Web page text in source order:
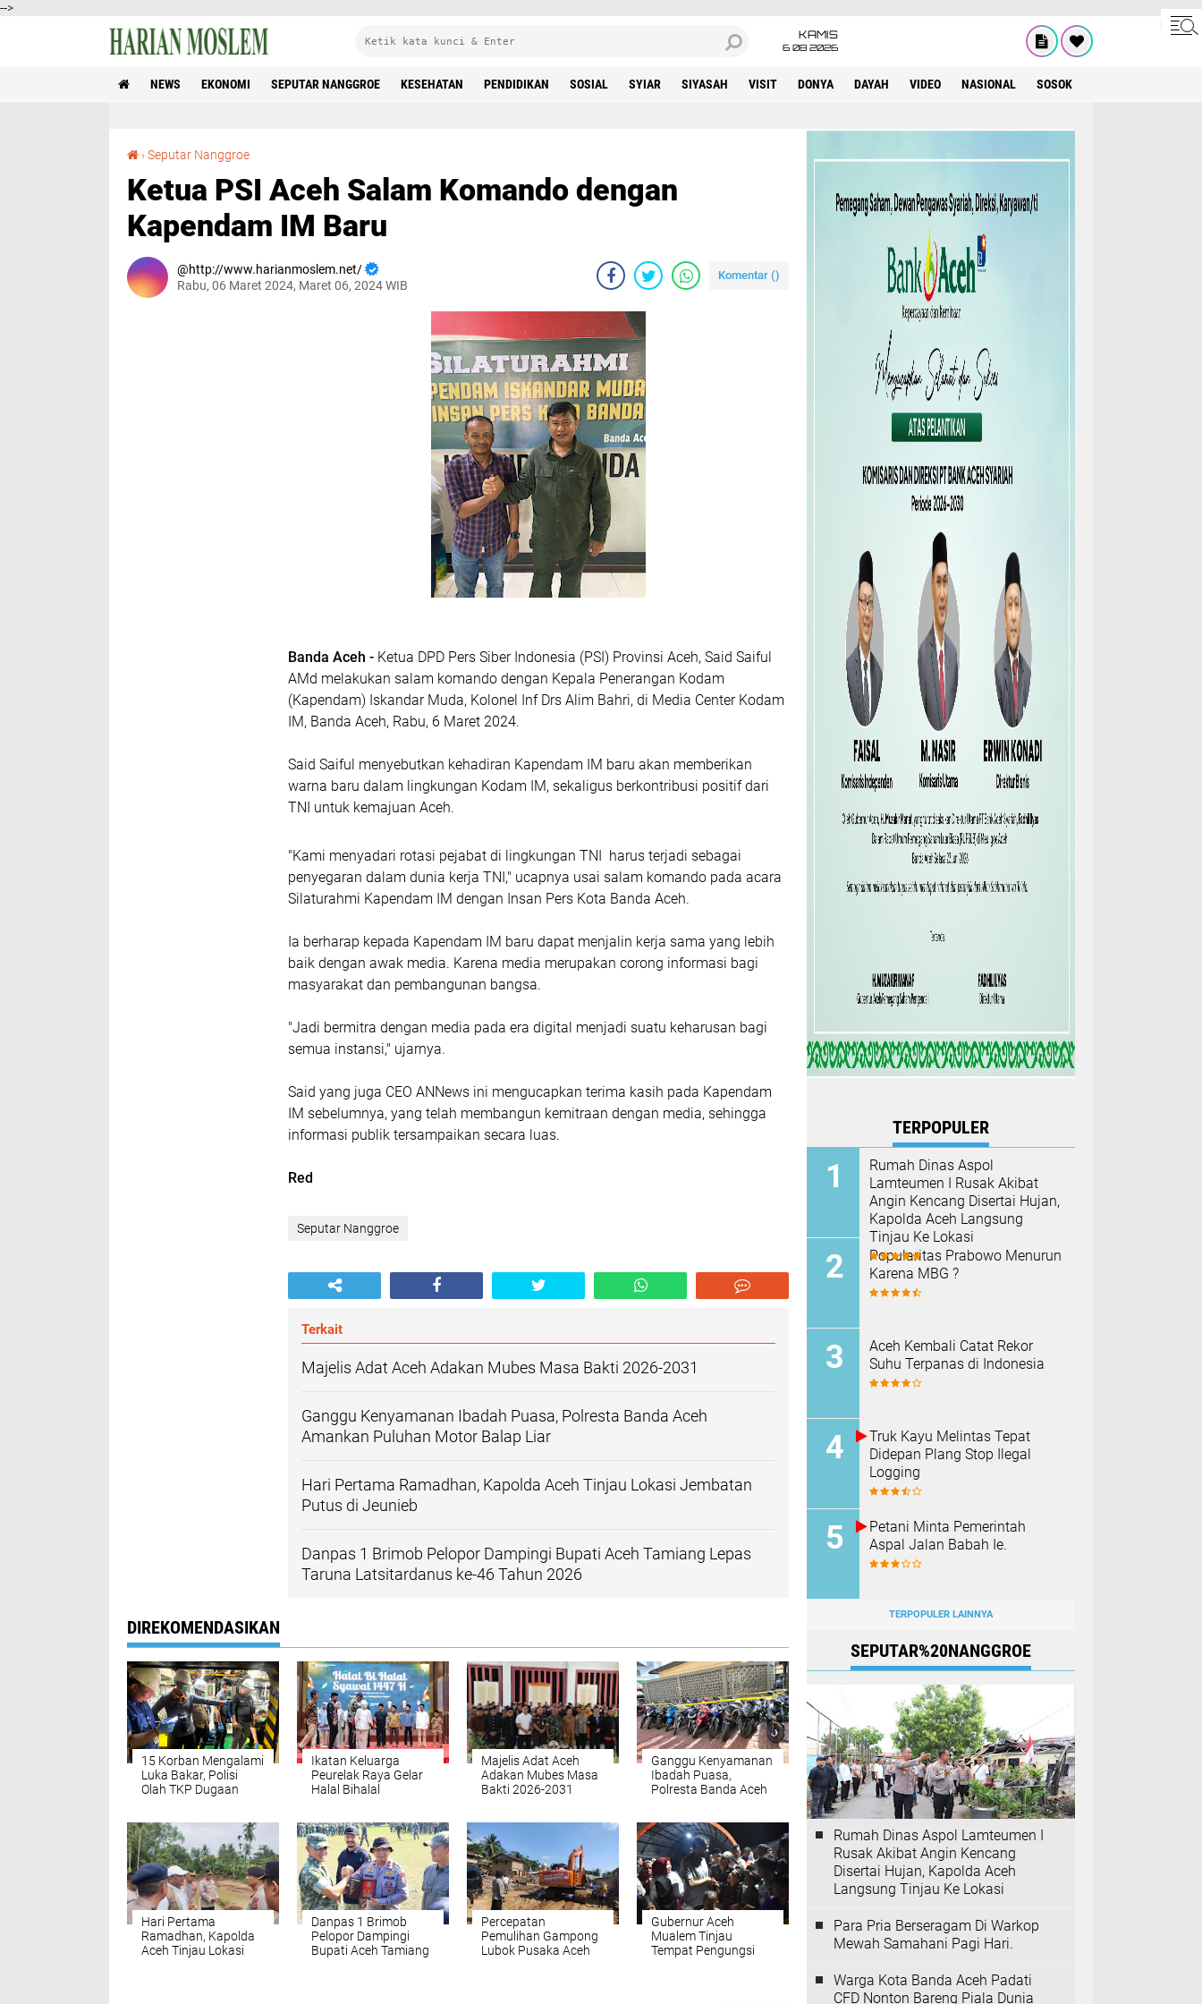
-->
KAMIS
6 08 2026
NEWS EKONOMI SEPUTAR NANGGROE KESEHATAN PENDIDIKAN SOSIAL SYIAR SIYASAH VISIT DONYA DAYAH VIDEO NASIONAL SOSOK
›Seputar Nanggroe
Ketua PSI Aceh Salam Komando dengan
Kapendam IM Baru
http://www.harianmoslem.net/
Rabu, 06 Maret 2024, Maret 06, 2024 WIB
Komentar ()
Banda Aceh - Ketua DPD Pers Siber Indonesia (PSI) Provinsi Aceh, Said Saiful
AMd melakukan salam komando dengan Kepala Penerangan Kodam
(Kapendam) Iskandar Muda, Kolonel Inf Drs Alim Bahri, di Media Center Kodam
IM, Banda Aceh, Rabu, 6 Maret 2024.
Said Saiful menyebutkan kehadiran Kapendam IM baru akan memberikan
warna baru dalam lingkungan Kodam IM, sekaligus berkontribusi positif dari
TNI untuk kemajuan Aceh.
"Kami menyadari rotasi pejabat di lingkungan TNI harus terjadi sebagai
penyegaran dalam dunia kerja TNI," ucapnya usai salam komando pada acara
Silaturahmi Kapendam IM dengan Insan Pers Kota Banda Aceh.
Ia berharap kepada Kapendam IM baru dapat menjalin kerja sama yang lebih
baik dengan awak media. Karena media merupakan corong informasi bagi
masyarakat dan pembangunan bangsa.
"Jadi bermitra dengan media pada era digital menjadi suatu keharusan bagi
semua instansi," ujarnya.
Said yang juga CEO ANNews ini mengucapkan terima kasih pada Kapendam
IM sebelumnya, yang telah membangun kemitraan dengan media, sehingga
informasi publik tersampaikan secara luas.
Red
Seputar Nanggroe
Terkait
Majelis Adat Aceh Adakan Mubes Masa Bakti 2026-2031
Ganggu Kenyamanan Ibadah Puasa, Polresta Banda Aceh
Amankan Puluhan Motor Balap Liar
Hari Pertama Ramadhan, Kapolda Aceh Tinjau Lokasi Jembatan
Putus di Jeunieb
Danpas 1 Brimob Pelopor Dampingi Bupati Aceh Tamiang Lepas
Taruna Latsitardanus ke-46 Tahun 2026
DIREKOMENDASIKAN
15 Korban Mengalami
Luka Bakar, Polisi
Olah TKP Dugaan
Ikatan Keluarga
Peurelak Raya Gelar
Halal Bihalal
Majelis Adat Aceh
Adakan Mubes Masa
Bakti 2026-2031
Ganggu Kenyamanan
Ibadah Puasa,
Polresta Banda Aceh
Hari Pertama
Ramadhan, Kapolda
Aceh Tinjau Lokasi
Danpas 1 Brimob
Pelopor Dampingi
Bupati Aceh Tamiang
Percepatan
Pemulihan Gampong
Lubok Pusaka Aceh
Gubernur Aceh
Mualem Tinjau
Tempat Pengungsi
TERPOPULER
Rumah Dinas Aspol
Lamteumen I Rusak Akibat
Angin Kencang Disertai Hujan,
Kapolda Aceh Langsung
Tinjau Ke Lokasi
Popularitas Prabowo Menurun
Karena MBG ?
Aceh Kembali Catat Rekor
Suhu Terpanas di Indonesia
Truk Kayu Melintas Tepat
Didepan Plang Stop Ilegal
Logging
Petani Minta Pemerintah
Aspal Jalan Babah Ie.
TERPOPULER LAINNYA
SEPUTAR%20NANGGROE
Rumah Dinas Aspol Lamteumen I
Rusak Akibat Angin Kencang
Disertai Hujan, Kapolda Aceh
Langsung Tinjau Ke Lokasi
Para Pria Berseragam Di Warkop
Mewah Samahani Pagi Hari.
Warga Kota Banda Aceh Padati
CFD Nonton Bareng Piala Dunia